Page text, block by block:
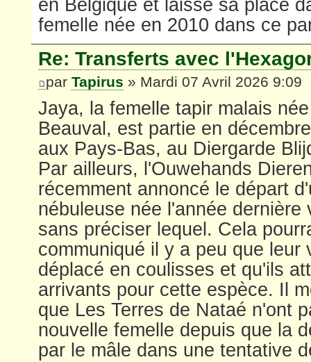
en Belgique et laisse sa place
femelle née en 2010 dans ce
Re: Transferts avec
par Tapirus » Mardi 07 Avril 2026 9:09
Jaya, la femelle tapir malais
Beauval, est partie en
aux Pays-Bas, au Diergarde
Par ailleurs, l'Ouwehands
récemment annoncé le départ
nébuleuse née l'année
sans préciser lequel. Cela
communiqué il y a peu que leur
déplacé en coulisses et qu'ils
arrivants pour cette espèce. Il
que Les Terres de Nataé n'ont
nouvelle femelle depuis que la
par le mâle dans une tentative